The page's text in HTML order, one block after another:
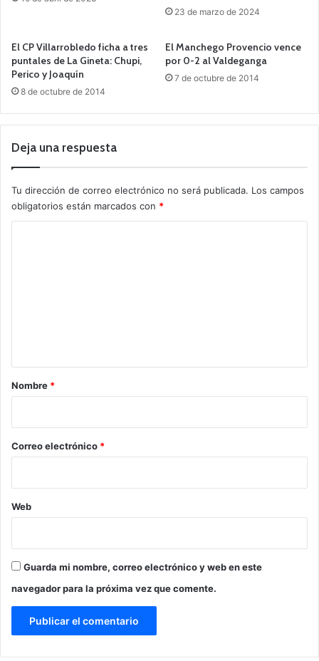
23 de marzo de 2024
El CP Villarrobledo ficha a tres
puntales de La Gineta: Chupi,
Perico y Joaquín
8 de octubre de 2014
El Manchego Provencio vence
por 0-2 al Valdeganga
7 de octubre de 2014
Deja una respuesta
Tu dirección de correo electrónico no será publicada. Los campos
obligatorios están marcados con *
r
*
Nombre *
Correo electrónico *
Web
Guarda mi nombre, correo electrónico y web en este
navegador para la próxima vez que comente.